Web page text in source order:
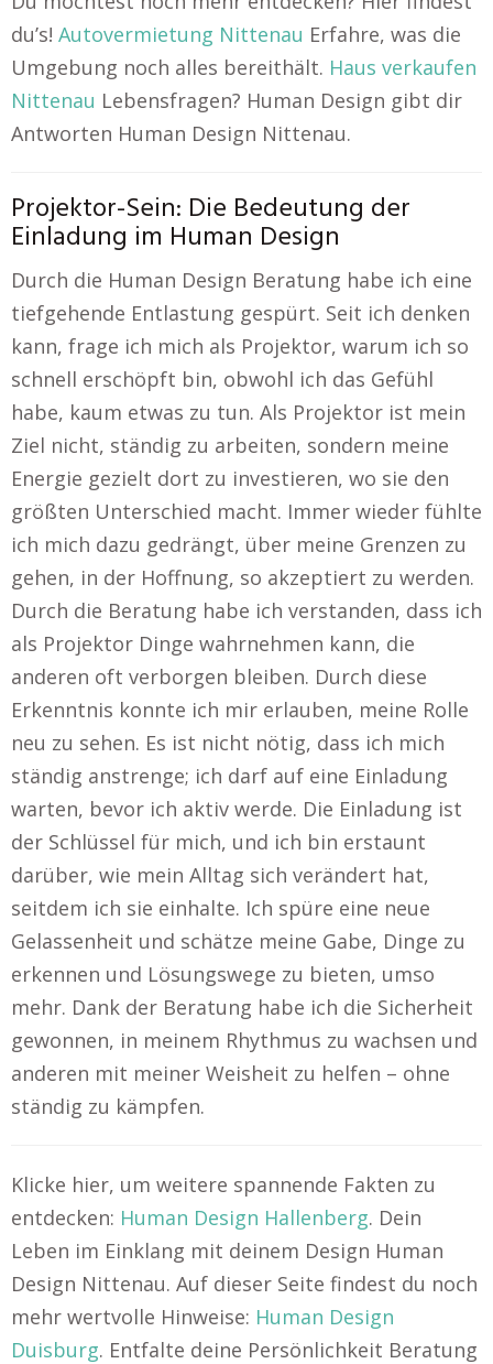
du’s! Autovermietung Nittenau Erfahre, was die
Umgebung noch alles bereithält. Haus verkaufen
Nittenau Lebensfragen? Human Design gibt dir
Antworten Human Design Nittenau.
Projektor-Sein: Die Bedeutung der
Einladung im Human Design
Durch die Human Design Beratung habe ich eine
tiefgehende Entlastung gespürt. Seit ich denken
kann, frage ich mich als Projektor, warum ich so
schnell erschöpft bin, obwohl ich das Gefühl
habe, kaum etwas zu tun. Als Projektor ist mein
Ziel nicht, ständig zu arbeiten, sondern meine
Energie gezielt dort zu investieren, wo sie den
größten Unterschied macht. Immer wieder fühlte
ich mich dazu gedrängt, über meine Grenzen zu
gehen, in der Hoffnung, so akzeptiert zu werden.
Durch die Beratung habe ich verstanden, dass ich
als Projektor Dinge wahrnehmen kann, die
anderen oft verborgen bleiben. Durch diese
Erkenntnis konnte ich mir erlauben, meine Rolle
neu zu sehen. Es ist nicht nötig, dass ich mich
ständig anstrenge; ich darf auf eine Einladung
warten, bevor ich aktiv werde. Die Einladung ist
der Schlüssel für mich, und ich bin erstaunt
darüber, wie mein Alltag sich verändert hat,
seitdem ich sie einhalte. Ich spüre eine neue
Gelassenheit und schätze meine Gabe, Dinge zu
erkennen und Lösungswege zu bieten, umso
mehr. Dank der Beratung habe ich die Sicherheit
gewonnen, in meinem Rhythmus zu wachsen und
anderen mit meiner Weisheit zu helfen – ohne
ständig zu kämpfen.
Klicke hier, um weitere spannende Fakten zu
entdecken: Human Design Hallenberg. Dein
Leben im Einklang mit deinem Design Human
Design Nittenau. Auf dieser Seite findest du noch
mehr wertvolle Hinweise: Human Design
Duisburg. Entfalte deine Persönlichkeit Beratung